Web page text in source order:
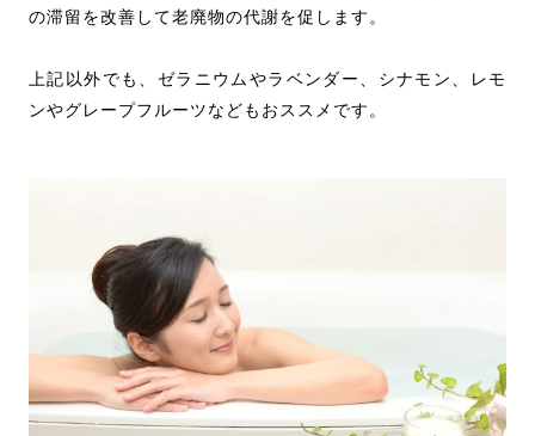
の滞留を改善して老廃物の代謝を促します。
上記以外でも、ゼラニウムやラベンダー、シナモン、レモ
ンやグレープフルーツなどもおススメです。